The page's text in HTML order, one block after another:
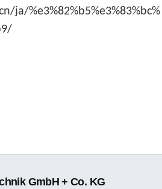
ja/%e3%82%b5%e3%83%bc%
GmbH + Co. KG